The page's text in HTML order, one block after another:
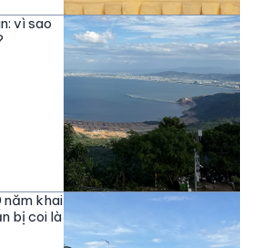
vì sao
năm khai
bị coi là